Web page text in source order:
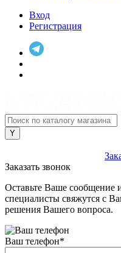
Вход
Регистрация
Заказать звонок
Оставьте Ваше сообщение
специалисты свяжутся с
решения Вашего вопроса.
Ваш телефон*